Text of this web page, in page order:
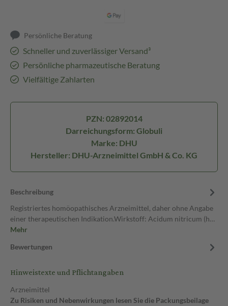
Persönliche Beratung
Schneller und zuverlässiger Versand³
Persönliche pharmazeutische Beratung
Vielfältige Zahlarten
PZN: 02892014
Darreichungsform: Globuli
Marke: DHU
Hersteller: DHU-Arzneimittel GmbH & Co. KG
Beschreibung
Registriertes homöopathisches Arzneimittel, daher ohne Angabe
einer therapeutischen Indikation.Wirkstoff: Acidum nitricum (h…
Mehr
Bewertungen
Hinweistexte und Pflichtangaben
Arzneimittel
Zu Risiken und Nebenwirkungen lesen Sie die Packungsbeilage